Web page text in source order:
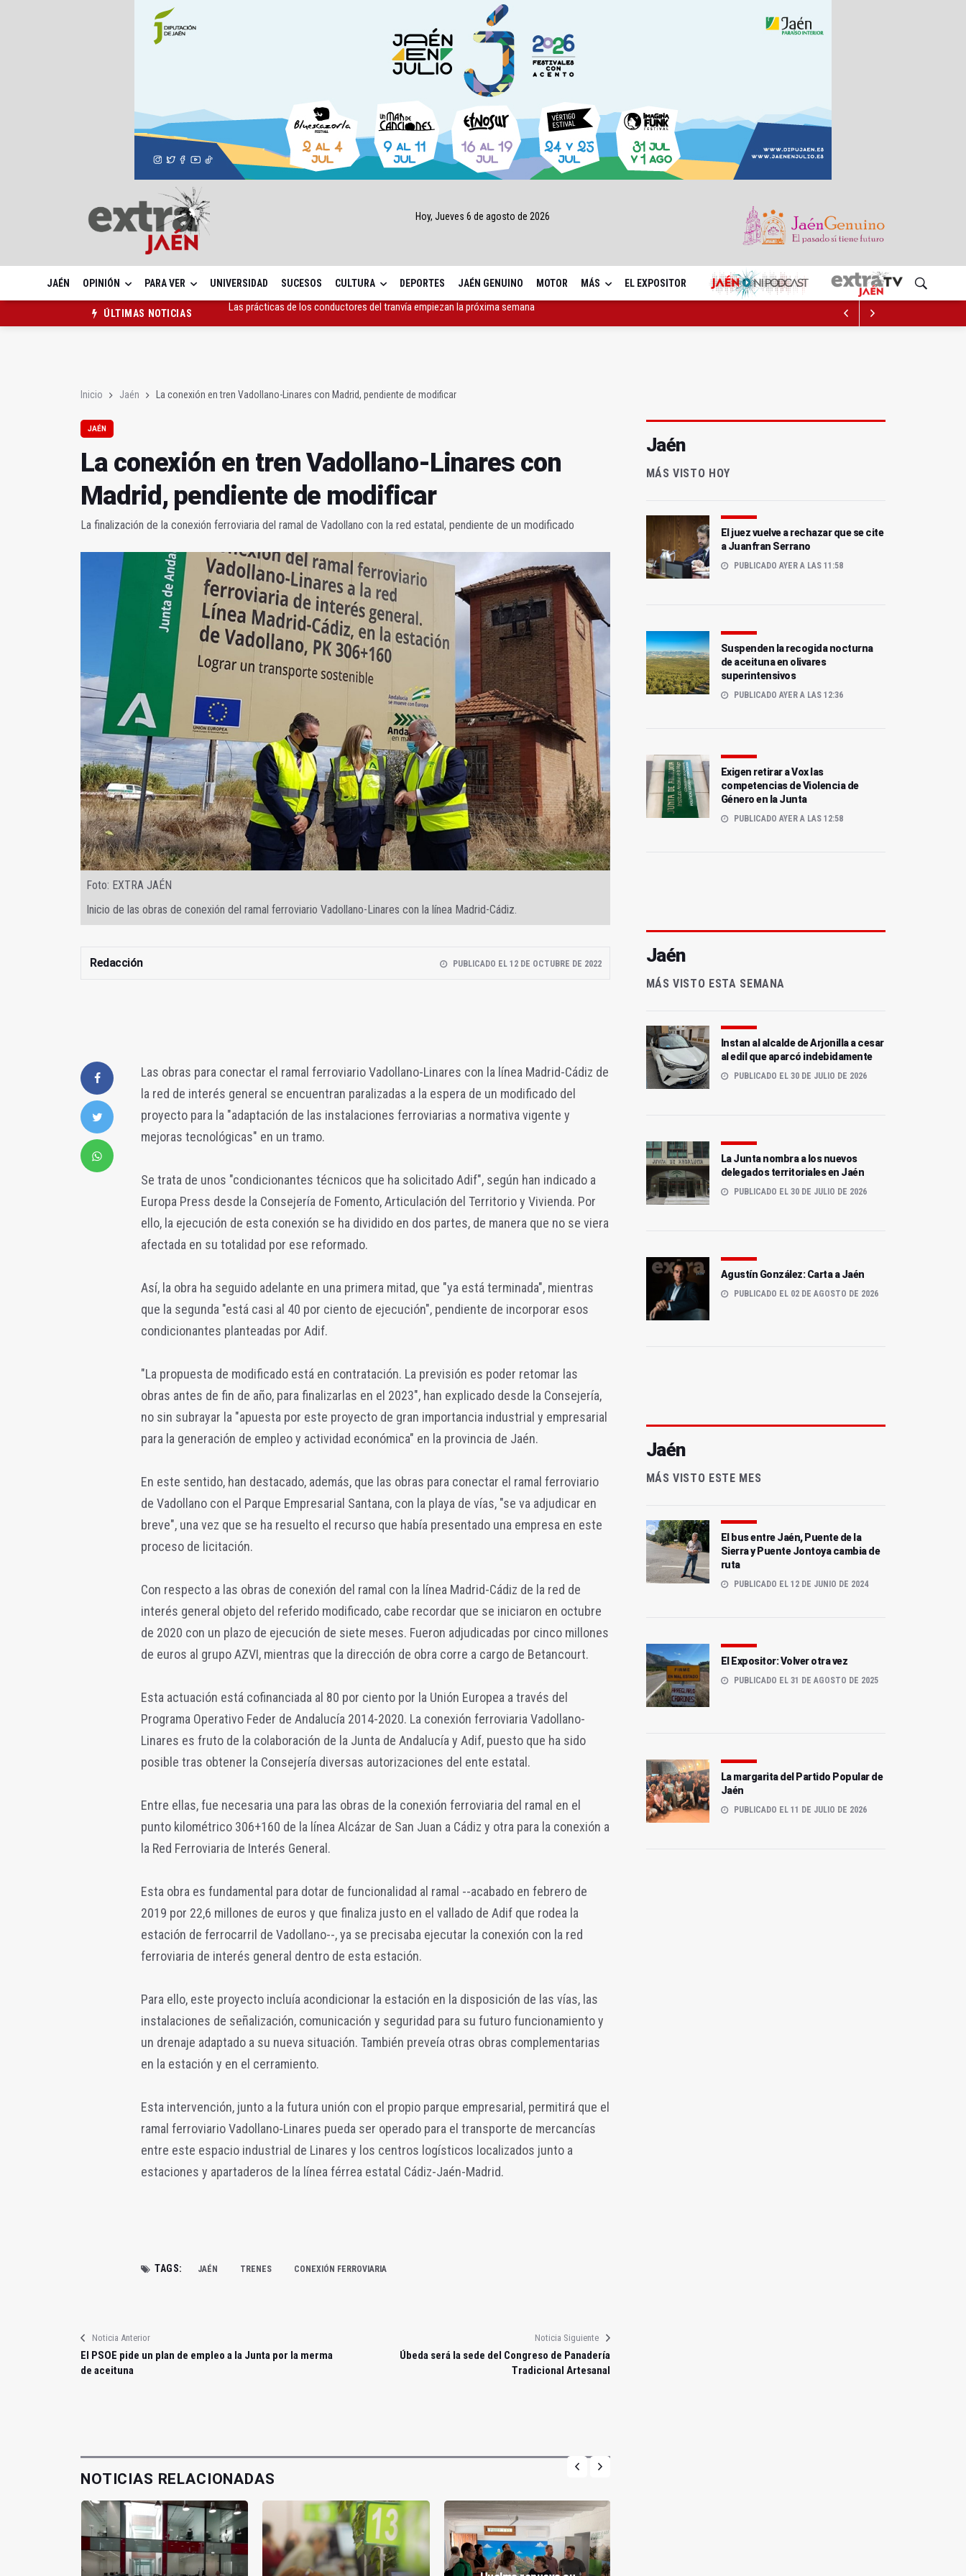
Hoy, Jueves 6 de agosto de 2026
JAÉN OPINIÓN PARA VER UNIVERSIDAD SUCESOS CULTURA DEPORTES JAÉN GENUINO MOTOR MÁS EL EXPOSITOR
ÚLTIMAS NOTICIAS
La ONCE eleva en 2025 a 4,07 millones su inversión social en la provincia
Inicio Jaén La conexión en tren Vadollano-Linares con Madrid, pendiente de modificar
JAÉN
La conexión en tren Vadollano-Linares con
Madrid, pendiente de modificar
La finalización de la conexión ferroviaria del ramal de Vadollano con la red estatal, pendiente de un modificado
Foto: EXTRA JAÉN
Inicio de las obras de conexión del ramal ferroviario Vadollano-Linares con la línea Madrid-Cádiz.
Redacción PUBLICADO EL 12 DE OCTUBRE DE 2022
Las obras para conectar el ramal ferroviario Vadollano-Linares con la línea Madrid-Cádiz de
la red de interés general se encuentran paralizadas a la espera de un modificado del
proyecto para la "adaptación de las instalaciones ferroviarias a normativa vigente y
mejoras tecnológicas" en un tramo.
Se trata de unos "condicionantes técnicos que ha solicitado Adif", según han indicado a
Europa Press desde la Consejería de Fomento, Articulación del Territorio y Vivienda. Por
ello, la ejecución de esta conexión se ha dividido en dos partes, de manera que no se viera
afectada en su totalidad por ese reformado.
Así, la obra ha seguido adelante en una primera mitad, que "ya está terminada", mientras
que la segunda "está casi al 40 por ciento de ejecución", pendiente de incorporar esos
condicionantes planteadas por Adif.
"La propuesta de modificado está en contratación. La previsión es poder retomar las
obras antes de fin de año, para finalizarlas en el 2023", han explicado desde la Consejería,
no sin subrayar la "apuesta por este proyecto de gran importancia industrial y empresarial
para la generación de empleo y actividad económica" en la provincia de Jaén.
En este sentido, han destacado, además, que las obras para conectar el ramal ferroviario
de Vadollano con el Parque Empresarial Santana, con la playa de vías, "se va adjudicar en
breve", una vez que se ha resuelto el recurso que había presentado una empresa en este
proceso de licitación.
Con respecto a las obras de conexión del ramal con la línea Madrid-Cádiz de la red de
interés general objeto del referido modificado, cabe recordar que se iniciaron en octubre
de 2020 con un plazo de ejecución de siete meses. Fueron adjudicadas por cinco millones
de euros al grupo AZVI, mientras que la dirección de obra corre a cargo de Betancourt.
Esta actuación está cofinanciada al 80 por ciento por la Unión Europea a través del
Programa Operativo Feder de Andalucía 2014-2020. La conexión ferroviaria Vadollano-
Linares es fruto de la colaboración de la Junta de Andalucía y Adif, puesto que ha sido
posible tras obtener la Consejería diversas autorizaciones del ente estatal.
Entre ellas, fue necesaria una para las obras de la conexión ferroviaria del ramal en el
punto kilométrico 306+160 de la línea Alcázar de San Juan a Cádiz y otra para la conexión a
la Red Ferroviaria de Interés General.
Esta obra es fundamental para dotar de funcionalidad al ramal --acabado en febrero de
2019 por 22,6 millones de euros y que finaliza justo en el vallado de Adif que rodea la
estación de ferrocarril de Vadollano--, ya se precisaba ejecutar la conexión con la red
ferroviaria de interés general dentro de esta estación.
Para ello, este proyecto incluía acondicionar la estación en la disposición de las vías, las
instalaciones de señalización, comunicación y seguridad para su futuro funcionamiento y
un drenaje adaptado a su nueva situación. También preveía otras obras complementarias
en la estación y en el cerramiento.
Esta intervención, junto a la futura unión con el propio parque empresarial, permitirá que el
ramal ferroviario Vadollano-Linares pueda ser operado para el transporte de mercancías
entre este espacio industrial de Linares y los centros logísticos localizados junto a
estaciones y apartaderos de la línea férrea estatal Cádiz-Jaén-Madrid.
TAGS: JAÉN TRENES CONEXIÓN FERROVIARIA
Noticia Anterior
El PSOE pide un plan de empleo a la Junta por la merma
de aceituna
Noticia Siguiente
Úbeda será la sede del Congreso de Panadería
Tradicional Artesanal
NOTICIAS RELACIONADAS
Jaén
MÁS VISTO HOY
El juez vuelve a rechazar que se cite
a Juanfran Serrano
PUBLICADO AYER A LAS 11:58
Suspenden la recogida nocturna
de aceituna en olivares
superintensivos
PUBLICADO AYER A LAS 12:36
Exigen retirar a Vox las
competencias de Violencia de
Género en la Junta
PUBLICADO AYER A LAS 12:58
Jaén
MÁS VISTO ESTA SEMANA
Instan al alcalde de Arjonilla a cesar
al edil que aparcó indebidamente
PUBLICADO EL 30 DE JULIO DE 2026
La Junta nombra a los nuevos
delegados territoriales en Jaén
PUBLICADO EL 30 DE JULIO DE 2026
Agustín González: Carta a Jaén
PUBLICADO EL 02 DE AGOSTO DE 2026
Jaén
MÁS VISTO ESTE MES
El bus entre Jaén, Puente de la
Sierra y Puente Jontoya cambia de
ruta
PUBLICADO EL 12 DE JUNIO DE 2024
El Expositor: Volver otra vez
PUBLICADO EL 31 DE AGOSTO DE 2025
La margarita del Partido Popular de
Jaén
PUBLICADO EL 11 DE JULIO DE 2026